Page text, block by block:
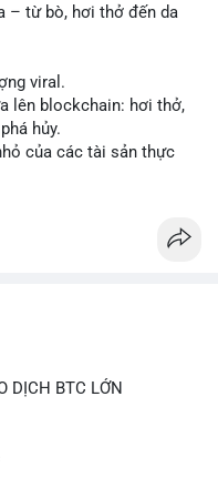
– từ bò, hơi thở đến da
viral.
lên blockchain: hơi thở,
hủy.
của các tài sản thực
đang được đặt ra.
DỊCH BTC LỚN